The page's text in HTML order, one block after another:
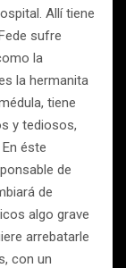
Allí tiene
sufre
la
la hermanita
tiene
y tediosos,
éste
de
de
algo grave
arrebatarle
con un